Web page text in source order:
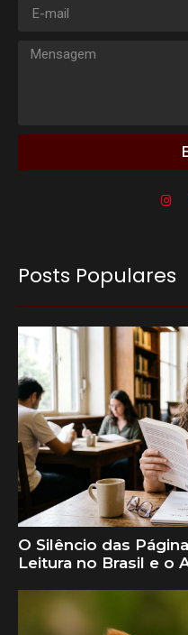
Posts Populares
O Silêncio das
Leitura no Brasil e o